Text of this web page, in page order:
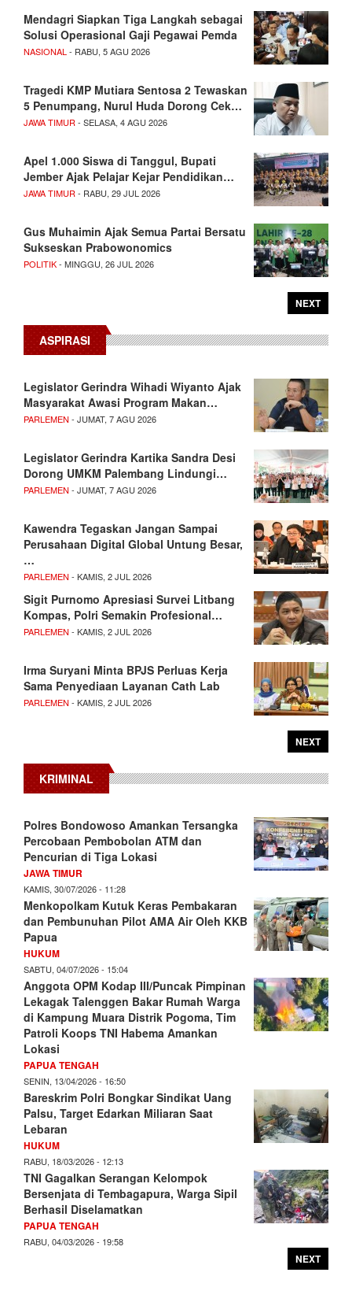
Mendagri Siapkan Tiga Langkah sebagai
Solusi Operasional Gaji Pegawai Pemda
NASIONAL - RABU, 5 AGU 2026
Tragedi KMP Mutiara Sentosa 2 Tewaskan
5 Penumpang, Nurul Huda Dorong Cek…
JAWA TIMUR - SELASA, 4 AGU 2026
Apel 1.000 Siswa di Tanggul, Bupati
Jember Ajak Pelajar Kejar Pendidikan…
JAWA TIMUR - RABU, 29 JUL 2026
Gus Muhaimin Ajak Semua Partai Bersatu
Sukseskan Prabowonomics
POLITIK- MINGGU, 26 JUL 2026
NEXT
ASPIRASI
Legislator Gerindra Wihadi Wiyanto Ajak
Masyarakat Awasi Program Makan…
PARLEMEN - JUMAT, 7 AGU 2026
Legislator Gerindra Kartika Sandra Desi
Dorong UMKM Palembang Lindungi…
PARLEMEN - JUMAT, 7 AGU 2026
Kawendra Tegaskan Jangan Sampai
Perusahaan Digital Global Untung Besar,
…
PARLEMEN - KAMIS, 2 JUL 2026
Sigit Purnomo Apresiasi Survei Litbang
Kompas, Polri Semakin Profesional…
PARLEMEN - KAMIS, 2 JUL 2026
Irma Suryani Minta BPJS Perluas Kerja
Sama Penyediaan Layanan Cath Lab
PARLEMEN - KAMIS, 2 JUL 2026
NEXT
KRIMINAL
Polres Bondowoso Amankan Tersangka
Percobaan Pembobolan ATM dan
Pencurian di Tiga Lokasi
JAWA TIMUR
KAMIS, 30/07/2026 - 11:28
Menkopolkam Kutuk Keras Pembakaran
dan Pembunuhan Pilot AMA Air Oleh KKB
Papua
HUKUM
SABTU, 04/07/2026 - 15:04
Anggota OPM Kodap III/Puncak Pimpinan
Lekagak Talenggen Bakar Rumah Warga
di Kampung Muara Distrik Pogoma, Tim
Patroli Koops TNI Habema Amankan
Lokasi
PAPUA TENGAH
SENIN, 13/04/2026 - 16:50
Bareskrim Polri Bongkar Sindikat Uang
Palsu, Target Edarkan Miliaran Saat
Lebaran
HUKUM
RABU, 18/03/2026 - 12:13
TNI Gagalkan Serangan Kelompok
Bersenjata di Tembagapura, Warga Sipil
Berhasil Diselamatkan
PAPUA TENGAH
RABU, 04/03/2026 - 19:58
NEXT